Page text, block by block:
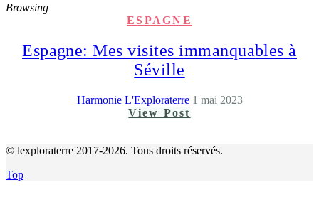
Browsing
ESPAGNE
Espagne: Mes visites immanquables à
Séville
Harmonie L'Exploraterre 1 mai 2023
View Post
© lexploraterre 2017-2026. Tous droits réservés.
Top